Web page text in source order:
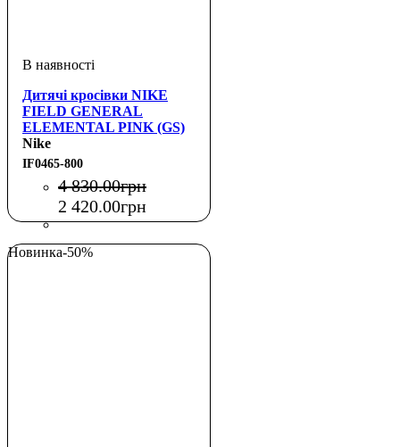
Дитячі кросівки NIKE
FIELD GENERAL
ELEMENTAL PINK (GS)
Nike
IF0465-800
4 830.00грн
2 420.00грн
Новинка-50%